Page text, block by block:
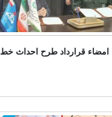
قرارداد طرح احداث خط